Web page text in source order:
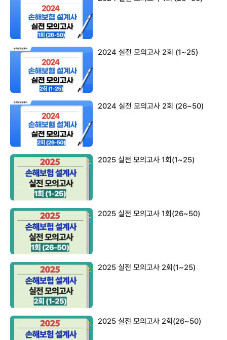
2024 실전 모의고사 2회 (1~25)
2024 실전 모의고사 2회 (26~50)
2025 실전 모의고사 1회(1~25)
2025 실전 모의고사 1회(26~50)
2025 실전 모의고사 2회(1~25)
2025 실전 모의고사 2회(26~50)